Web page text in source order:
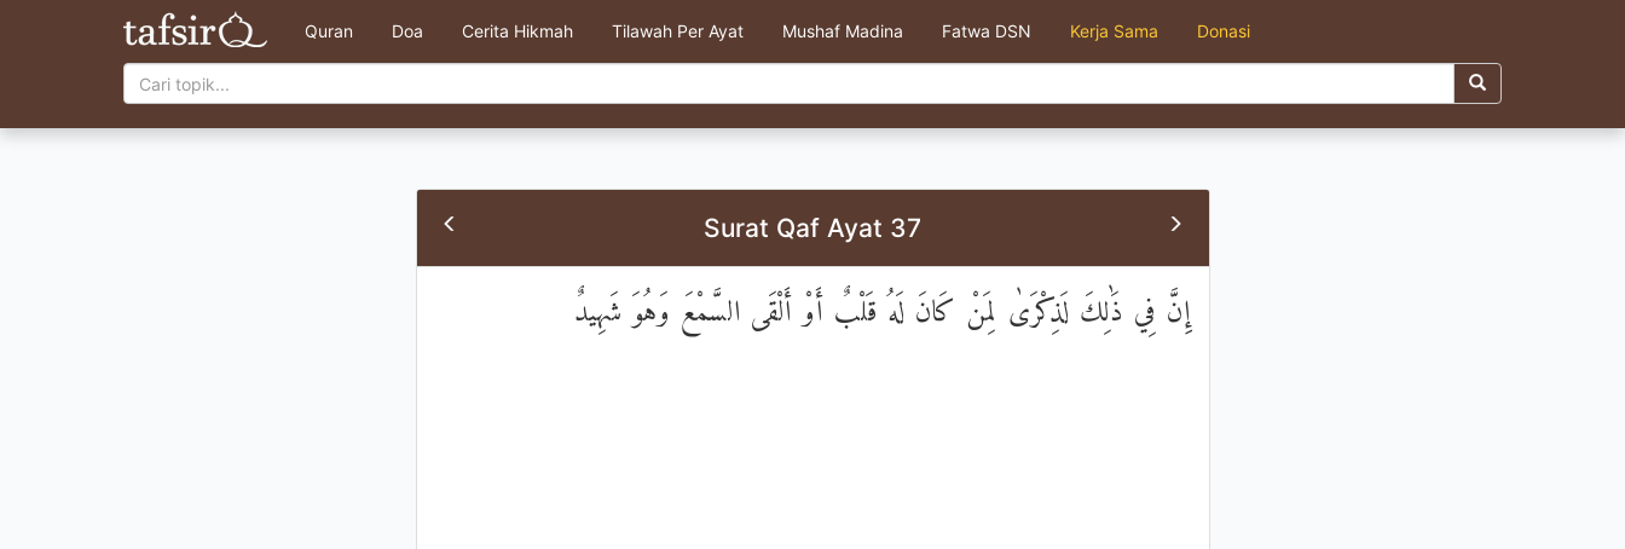
Quran Doa Cerita Hikmah Tilawah Per Ayat Mushaf Madina Fatwa DSN Kerja Sama Donasi
Surat Qaf Ayat 37
إِنَّ فِي ذَٰلِكَ لَذِكْرَىٰ لِمَنْ كَانَ لَهُ قَلْبٌ أَوْ أَلْقَى السَّمْعَ وَهُوَ شَهِيدٌ